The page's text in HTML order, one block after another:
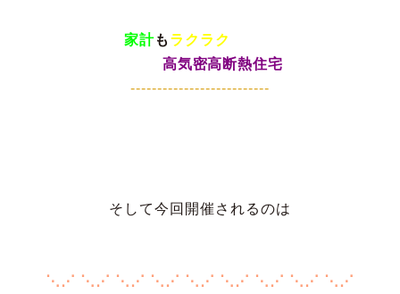
家計も ラクラク
高気密高断熱住宅
--------------------------
そして今回開催されるのは
⋱⋰ ⋱⋰ ⋱⋰ ⋱⋰ ⋱⋰ ⋱⋰ ⋱⋰ ⋱⋰ ⋱⋰